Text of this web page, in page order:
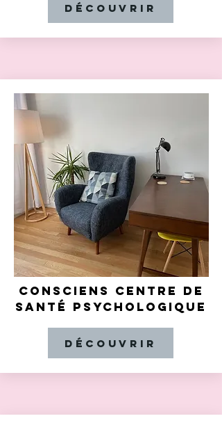
Découvrir
CONSCIENS CENTRE DE
SANTÉ PSYCHOLOGIQUE
Découvrir